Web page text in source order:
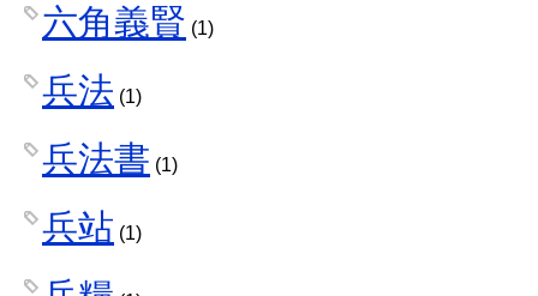
六角義賢 (1)
兵法 (1)
兵法書 (1)
兵站 (1)